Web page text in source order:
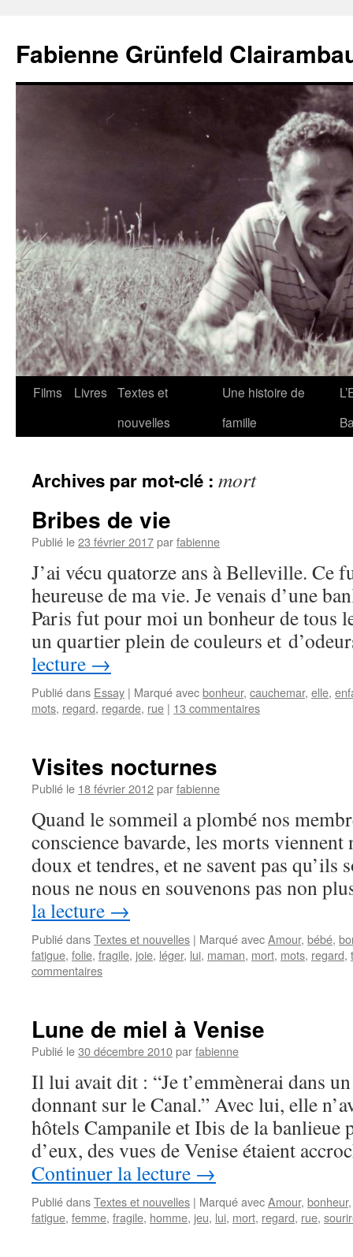
contenu
Fabienne Grünfeld
Films Livres
Textes et
nouvelles
Une histoire de
famille
Archives par mot-clé : mort
Bribes de vie
Publié le23 février 2017parfabienne
J’ai vécu quatorze ans à Belleville. Ce
heureuse de ma vie. Je venais d’une
Paris fut pour moi un bonheur de tous
un quartier plein de couleurs et
lecture →
Publié dans Essay | Marqué avecbonheur, cauchemar, elle,
mots, regard, regarde, rue | 13 commentaires
Visites nocturnes
Publié le 18 février 2012parfabienne
Quand le sommeil a plombé nos
conscience bavarde, les morts
doux et tendres, et ne savent pas qu’ils
nous ne nous en souvenons pas non
la lecture →
Publié dansTextes et nouvelles | Marqué avecAmour, bébé,
fatigue, folie, fragile, joie, léger, lui, maman, mort, mots, regard,
commentaires
Lune de miel à Venise
Publié le30 décembre 2010parfabienne
Il lui avait dit : “Je t’emmènerai dans
donnant sur le Canal.” Avec lui, elle
hôtels Campanile et Ibis de la banlieue
d’eux, des vues de Venise étaient
Continuer la lecture →
Publié dansTextes et nouvelles | Marqué avecAmour, bonheur
fatigue, femme, fragile, homme, jeu, lui, mort, regard, rue,